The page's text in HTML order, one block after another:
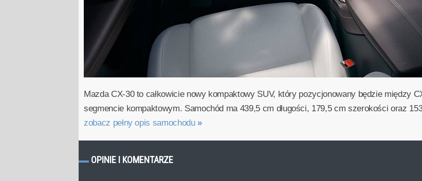
Mazda CX-30 to całkowicie nowy kompaktowy SUV, który pozycjonowany będzie między
segmencie kompaktowym. Samochód ma 439,5 cm długości, 179,5 cm szerokości oraz
zobacz pełny opis samochodu »
OPINIE I KOMENTARZE